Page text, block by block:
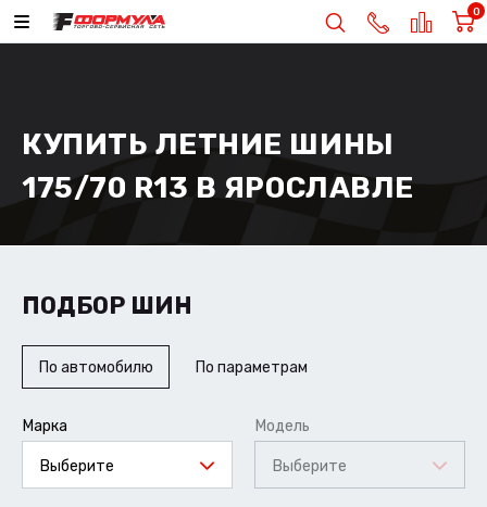
0
КУПИТЬ ЛЕТНИЕ ШИНЫ
175/70 R13 В ЯРОСЛАВЛЕ
ПОДБОР ШИН
По автомобилю По параметрам
Марка
Выберите
Модель
Выберите